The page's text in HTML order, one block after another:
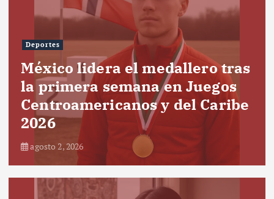
Deportes
México lidera el medallero tras
la primera semana en Juegos
Centroamericanos y del Caribe
2026
agosto 2, 2026